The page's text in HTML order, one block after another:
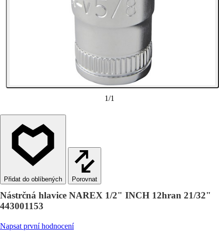
1/1
Porovnat
Nástrčná hlavice NAREX 1/2" INCH 12hran 21/32"
443001153
Napsat první hodnocení